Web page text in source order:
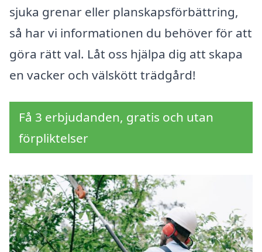
sjuka grenar eller planskapsförbättring,
så har vi informationen du behöver för att
göra rätt val. Låt oss hjälpa dig att skapa
en vacker och välskött trädgård!
Få 3 erbjudanden, gratis och utan
förpliktelser